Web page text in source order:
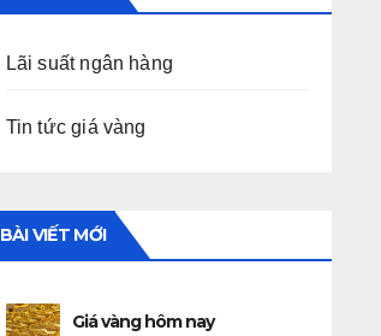
Lãi suất ngân hàng
Tin tức giá vàng
BÀI VIẾT MỚI
Giá vàng hôm nay